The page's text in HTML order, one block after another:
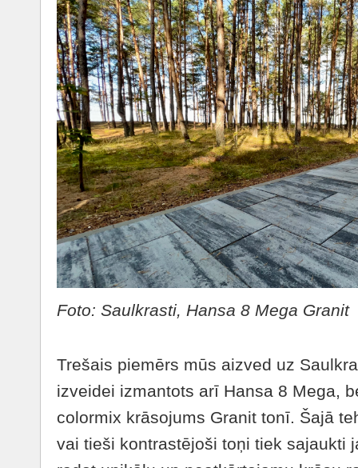
Foto: Saulkrasti, Hansa 8 Mega Granit
Trešais piemērs mūs aizved uz
izveidei izmantots arī Hansa 8 Mega,
colormix krāsojums Granit tonī. Šajā
vai tieši kontrastējoši toņi tiek sajaukti